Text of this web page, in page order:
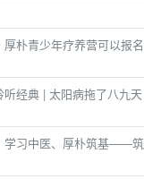
厚朴青少年疗养营可以报
听经典 | 太阳病拖了八九
学习中医、厚朴筑基——